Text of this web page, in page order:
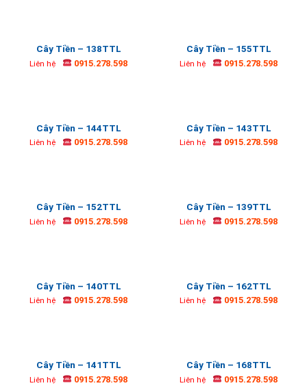
Cây Tiền – 138TTL
Liên hệ 0915.278.598
Cây Tiền – 155TTL
Liên hệ 0915.278.598
Cây Tiền – 144TTL
Liên hệ 0915.278.598
Cây Tiền – 143TTL
Liên hệ 0915.278.598
Cây Tiền – 152TTL
Liên hệ 0915.278.598
Cây Tiền – 139TTL
Liên hệ 0915.278.598
Cây Tiền – 140TTL
Liên hệ 0915.278.598
Cây Tiền – 162TTL
Liên hệ 0915.278.598
Cây Tiền – 141TTL
Liên hệ 0915.278.598
Cây Tiền – 168TTL
Liên hệ 0915.278.598